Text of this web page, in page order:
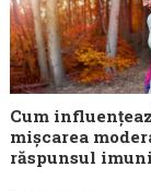
Cum
mișcarea
răspunsul